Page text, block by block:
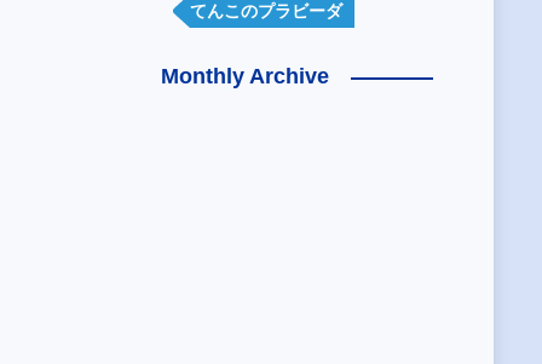
てんこのプラビーダ
Monthly Archive